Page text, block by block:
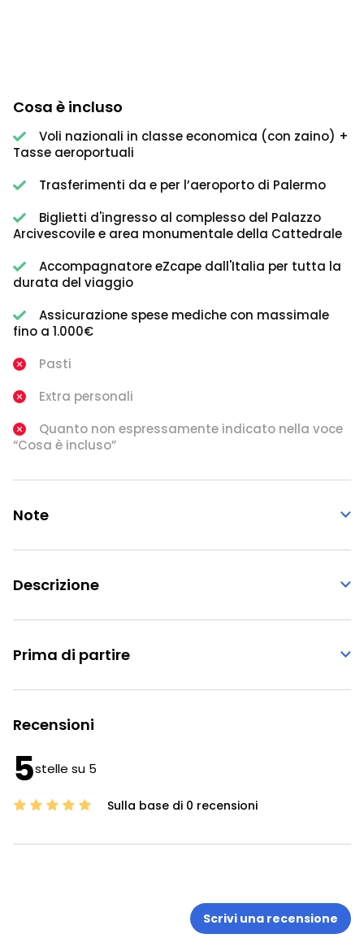
Cosa è incluso
Voli nazionali in classe economica (con zaino) +
Tasse aeroportuali
Trasferimenti da e per l’aeroporto di Palermo
Biglietti d'ingresso al complesso del Palazzo
Arcivescovile e area monumentale della Cattedrale
Accompagnatore eZcape dall'Italia per tutta la
durata del viaggio
Assicurazione spese mediche con massimale
fino a 1.000€
Pasti
Extra personali
Quanto non espressamente indicato nella voce
“Cosa è incluso”
Note
Descrizione
Prima di partire
Recensioni
5stelle su 5
Sulla base di 0 recensioni
Scrivi una recensione